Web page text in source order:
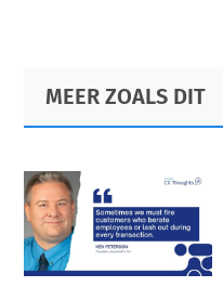
Primary
Sidebar
Footer
MEER ZOALS DIT